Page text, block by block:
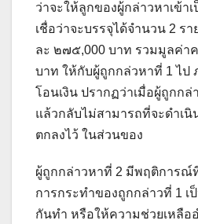
ว่าจะให้ลูกของผู้กล่าวหาเข้า
เชื่อว่าจะบรรจุได้จำนวน 2 รา
ละ ๒๗๕,000 บาท รวมมูลค่าค
บาท ให้กับผู้ถูกกล่วหาที่ 1 ไป
โอนเงิน ปรากฏว่าเมื่อผู้ถูกกล่
แล้วกลับไม่สามารถที่จะดำเนิ
ตกลงไว้ ในส่วนของ
ผู้ถูกกล่าวหาที่ 2 มีพฤติการณ์
การกระทำของถูกกล่าวที่ 1
กันทำ หรือให้ความช่วยเหลือ